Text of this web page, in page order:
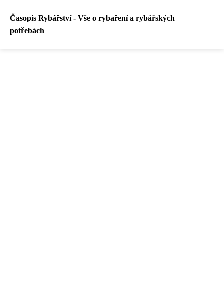
Časopis Rybářství - Vše o rybaření a rybářských
potřebách